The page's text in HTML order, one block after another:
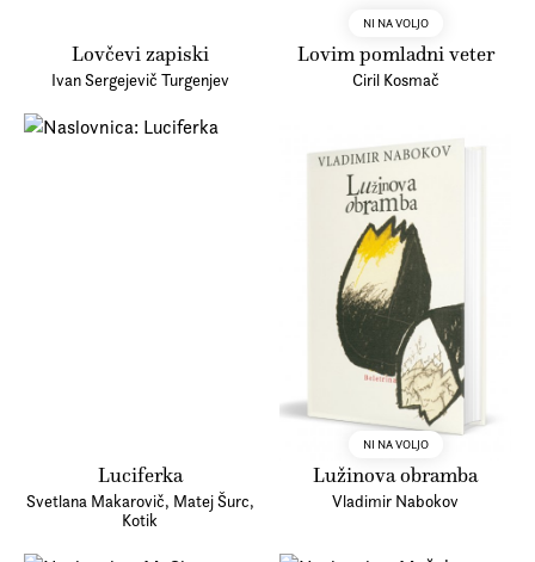
Lovčevi zapiski
Ivan Sergejevič Turgenjev
NI NA VOLJO
Lovim pomladni veter
Ciril Kosmač
Luciferka
Svetlana Makarovič, Matej Šurc,
Kotik
NI NA VOLJO
Lužinova obramba
Vladimir Nabokov